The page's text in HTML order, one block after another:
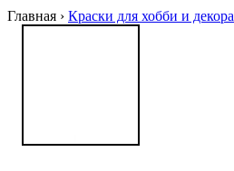
Главная › Краски для хобби и декора